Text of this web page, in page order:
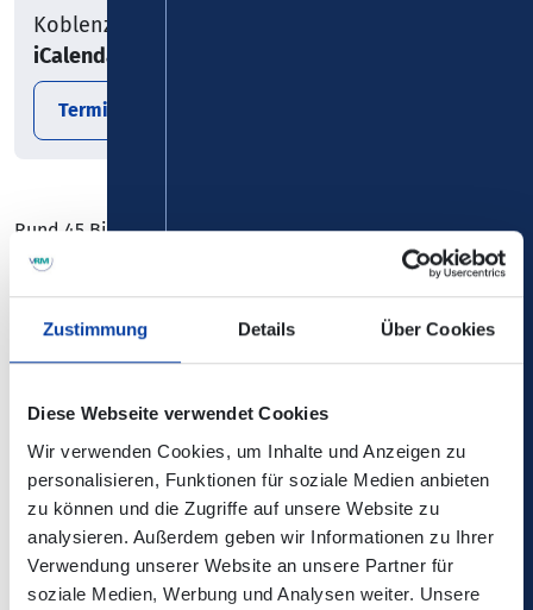
Zustimmung Details Über Cookies
Diese Webseite verwendet Cookies
Wir verwenden Cookies, um Inhalte und Anzeigen zu
personalisieren, Funktionen für soziale Medien anbieten
zu können und die Zugriffe auf unsere Website zu
analysieren. Außerdem geben wir Informationen zu Ihrer
Verwendung unserer Website an unsere Partner für
soziale Medien, Werbung und Analysen weiter. Unsere
Koblenz
iCalendar
Termin exportieren
Rund 45 Bier- und Speisesstände präsentieren nicht nur
einheimischen und bekannten Bieren, sondern es können
auch gänzlich unbekannte und außergewöhnliche
Köstlichkeiten probiert werden. Auf der Allee bescheren
die großen Platanen den Biergärten der Koblenzer
Biersorten probieren oder als Flaschenbiere mit nach
Hause nehmen. Auf der Koblenzer Bierbörse findet
garantiert jeder sein Lieblingsbier!
Der Eintritt zur gesamten Fläche ist kostenfrei!